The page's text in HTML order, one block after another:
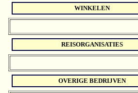
WINKELEN
REISORGANISATIES
OVERIGE BEDRIJVEN